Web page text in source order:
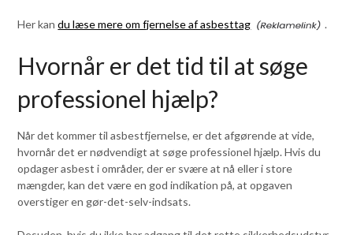
Her kandu læse mere om fjernelse af asbesttag .
Hvornår er det tid til at søge
professionel hjælp?
Når det kommer til asbestfjernelse, er det afgørende at vide,
hvornår det er nødvendigt at søge professionel hjælp. Hvis du
opdager asbest i områder, der er svære at nå eller i store
mængder, kan det være en god indikation på, at opgaven
overstiger en gør-det-selv-indsats.